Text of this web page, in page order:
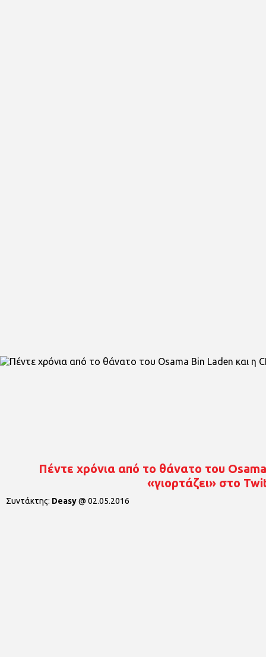
Πέντε χρόνια από το θάνατο του
«γιορτάζει» στο
Συντάκτης: Deasy@ 02.05.2016